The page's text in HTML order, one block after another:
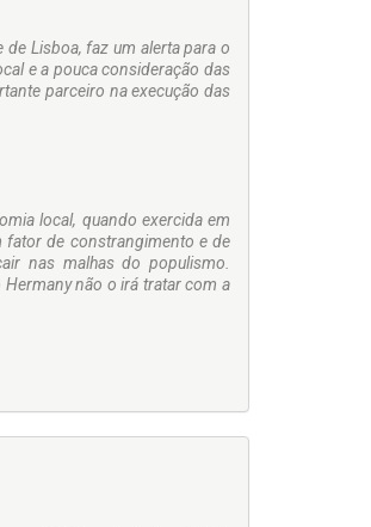
Lisboa, faz um alerta para o
e a pouca consideração das
parceiro na execução das
local, quando exercida em
fator de constrangimento e de
nas malhas do populismo.
não o irá tratar com a